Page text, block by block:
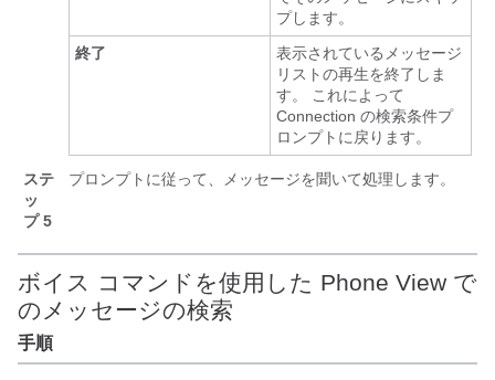
プします。
終了
表示されているメッセージ
リストの再生を終了しま
す。 これによって
Connection の検索条件プ
ロンプトに戻ります。
ステ
ッ
プ 5
プロンプトに従って、メッセージを聞いて処理します。
ボイス コマンドを使用した Phone View で
のメッセージの検索
手順